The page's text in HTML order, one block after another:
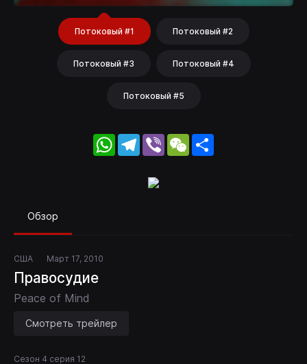
Потоковый #1 Потоковый #2
Потоковый #3 Потоковый #4
Потоковый #5
WhatsApp
Telegram
Viber WeChat
Обзор
США Март 17, 2010
Правосудие
Peace of Mind
Смотреть трейлер
Сезон 4 серия 12